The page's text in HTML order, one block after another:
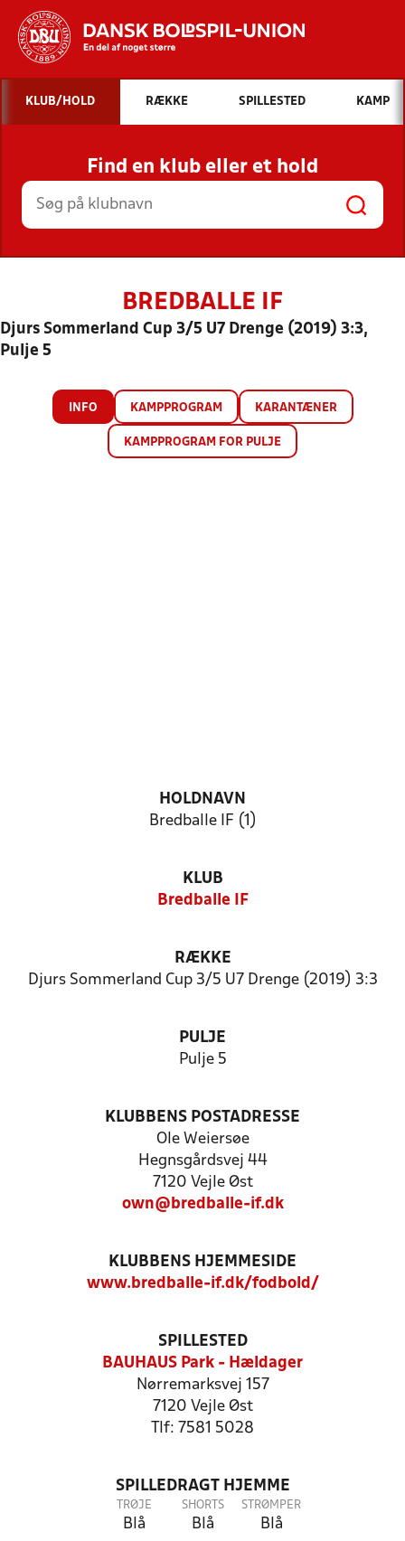
Hvad vil du søge efter?
INDHOLD OG NYHEDER
STILLINGER, RESULTATER, KLUBBER OG
HOLD
KLUB/HOLD RÆKKE SPILLESTED KAMP
Find en klub eller et hold
BREDBALLE IF
Djurs Sommerland Cup 3/5 U7 Drenge (2019) 3:3,
Pulje 5
INFO KAMPPROGRAM KARANTÆNER
KAMPPROGRAM FOR PULJE
HOLDNAVN
Bredballe IF (1)
KLUB
Bredballe IF
RÆKKE
Djurs Sommerland Cup 3/5 U7 Drenge (2019) 3:3
PULJE
Pulje 5
KLUBBENS POSTADRESSE
Ole Weiersøe
Hegnsgårdsvej 44
7120 Vejle Øst
own@bredballe-if.dk
KLUBBENS HJEMMESIDE
www.bredballe-if.dk/fodbold/
SPILLESTED
BAUHAUS Park - Hældager
Nørremarksvej 157
7120 Vejle Øst
Tlf: 7581 5028
SPILLEDRAGT HJEMME
TRØJE
Blå
SHORTS
Blå
STRØMPER
Blå